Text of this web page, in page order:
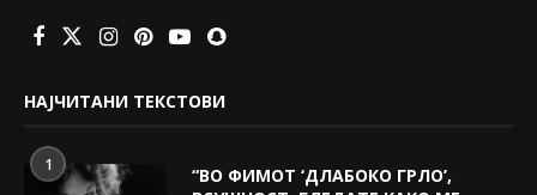
НАЈЧИТАНИ ТЕКСТОВИ
1
“ВО ФИМОТ ‘ДЛАБОКО ГРЛО’,